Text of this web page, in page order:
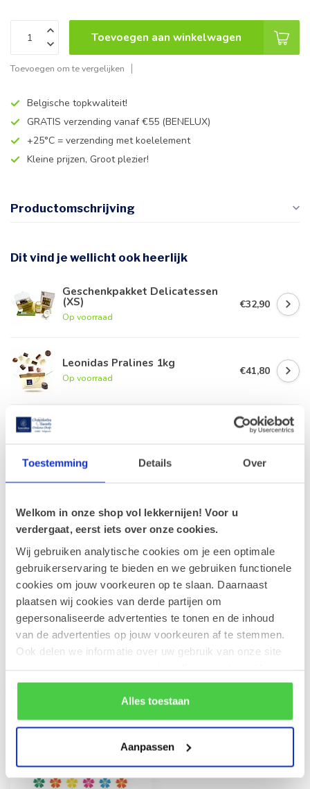
Toestemming Details Over
Welkom in onze shop vol lekkernijen! Voor u
verdergaat, eerst iets over onze cookies.
Wij gebruiken analytische cookies om je een optimale
gebruikerservaring te bieden en we gebruiken functionele
cookies om jouw voorkeuren op te slaan. Daarnaast
plaatsen wij cookies van derde partijen om
gepersonaliseerde advertenties te tonen en de inhoud
van de advertenties op jouw voorkeuren af te stemmen.
Ook delen we informatie over uw gebruik van onze site
rekening mee dat als je bepaalde cookies blokkeert, het
de correcte werking van de website kan verstoren.
Alles toestaan
Aanpassen
Toevoegen aan winkelwagen
Toevoegen om te vergelijken
Belgische topkwaliteit!
GRATIS verzending vanaf €55 (BENELUX)
+25°C = verzending met koelelement
Kleine prijzen, Groot plezier!
Productomschrijving
Dit vind je wellicht ook heerlijk
Geschenkpakket Delicatessen
(XS)
Op voorraad
€32,90
Leonidas Pralines 1kg
Op voorraad
€41,80
€39,90
Op voorraad
Leonidas Luxe geschenkdoos -
Zeevruchten 800g
Op voorraad
€41,90
Recent bekeken